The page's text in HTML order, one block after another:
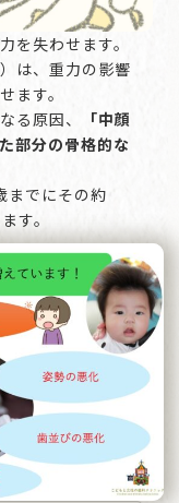
を失わせます。
は、重力の影響
ます。
る原因、
「中顔
部分の骨格的な
までにその約
す。